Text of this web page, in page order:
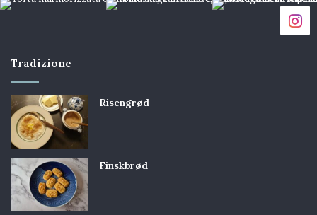
Tradizione
Risengrød
Finskbrød